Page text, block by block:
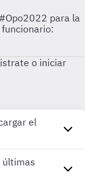
para la
o iniciar
el
últimas